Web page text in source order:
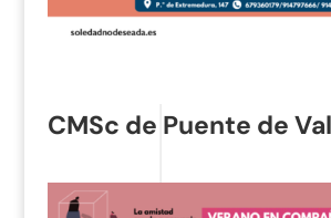
CMSc de Puente de